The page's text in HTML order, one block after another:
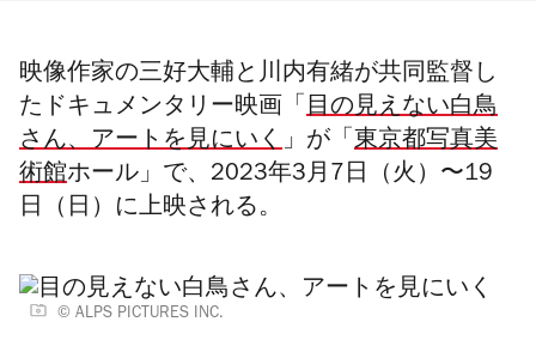
映像作家の三好大輔と川内有緒が共同監督し
たドキュメンタリー映画「 目の見えない白鳥
さん、アートを見にいく」が「 東京都写真美
術館ホール」で、2023年3月7日（火）〜19
日（日）に上映される。
© ALPS PICTURES INC.